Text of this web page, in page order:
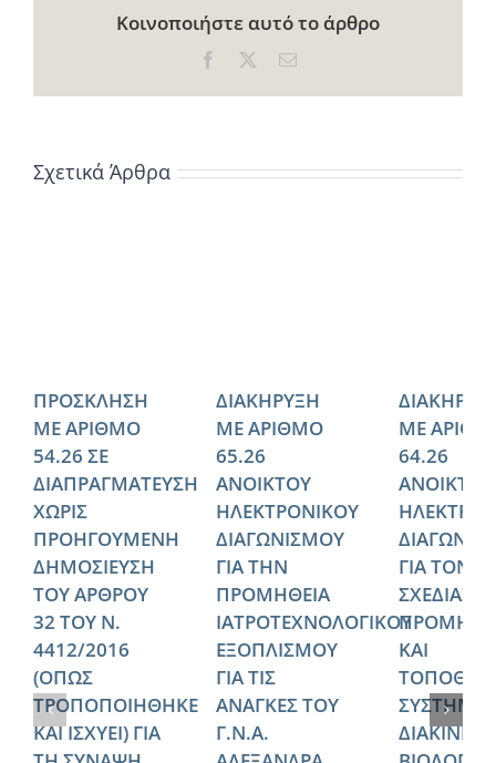
Κοινοποιήστε αυτό το άρθρο
Facebook Email
Σχετικά Άρθρα
ΠΡΟΣΚΛΗΣΗ
ΜΕ ΑΡΙΘΜΟ
54.26 ΣΕ
ΔΙΑΠΡΑΓΜΑΤΕΥΣΗ
ΧΩΡΙΣ
ΠΡΟΗΓΟΥΜΕΝΗ
ΔΗΜΟΣΙΕΥΣΗ
ΤΟΥ ΑΡΘΡΟΥ
32 ΤΟΥ Ν.
4412/2016
(ΟΠΩΣ
ΤΡΟΠΟΠΟΙΗΘΗΚΕ
ΚΑΙ ΙΣΧΥΕΙ) ΓΙΑ
ΔΙΑΚΗΡΥΞΗ
ΜΕ ΑΡΙΘΜΟ
65.26
ΑΝΟΙΚΤΟΥ
ΗΛΕΚΤΡΟΝΙΚΟΥ
ΔΙΑΓΩΝΙΣΜΟΥ
ΓΙΑ ΤΗΝ
ΠΡΟΜΗΘΕΙΑ
ΙΑΤΡΟΤΕΧΝΟΛΟΓΙΚΟΥ
ΕΞΟΠΛΙΣΜΟΥ
ΓΙΑ ΤΙΣ
ΑΝΑΓΚΕΣ ΤΟΥ
Γ.Ν.Α.
ΜΕ
64.26
ΑΝΟΙΚΤΟΥ
ΓΙΑ ΤΟΝ
ΚΑΙ